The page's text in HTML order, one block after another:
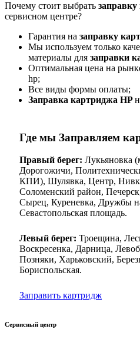
Почему стоит выбрать
сервисном центре?
Гарантия на заправку
Мы используем только
материалы для заправки
Оптимальная цена на
hp;
Все виды формы оплаты;
Заправка картриджа HP
Где мы Заправляем
Правый берег: Лукьяновка
Дорогожичи,
КПИ), Шулявка, Центр,
Соломенский район,
Сырец, Куреневка, Дружбы
Севастопольская площадь.
Левый берег: Троещина,
Воскресенка, Дарница,
Позняки, Харьковский,
Бориспольская.
Заправить картридж
Сервисный центр